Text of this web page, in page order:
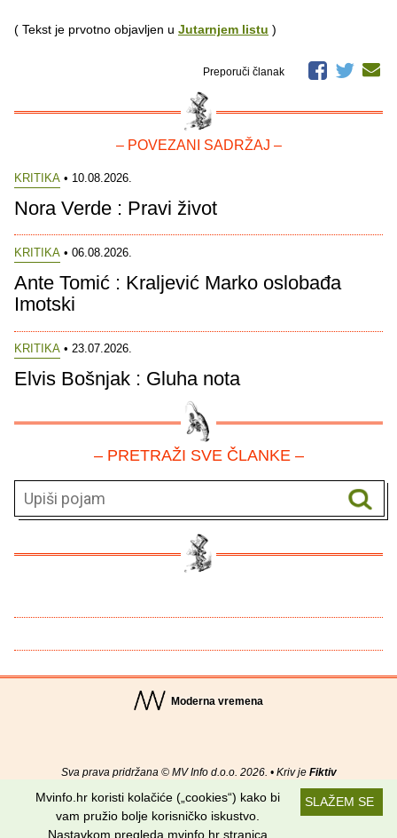
( Tekst je prvotno objavljen u Jutarnjem listu )
Preporuči članak
– POVEZANI SADRŽAJ –
KRITIKA • 10.08.2026.
Nora Verde : Pravi život
KRITIKA • 06.08.2026.
Ante Tomić : Kraljević Marko oslobađa
Imotski
KRITIKA • 23.07.2026.
Elvis Bošnjak : Gluha nota
– PRETRAŽI SVE ČLANKE –
Moderna vremena
Sva prava pridržana © MV Info d.o.o. 2026. • Kriv je Fiktiv
O nama• Pomoć•Uvjeti korištenja•RSS kanaliSLAŽEM SE
Mvinfo.hr koristi kolačiće („cookies“) kako bi
vam pružio bolje korisničko iskustvo.
Nastavkom pregleda mvinfo.hr stranica